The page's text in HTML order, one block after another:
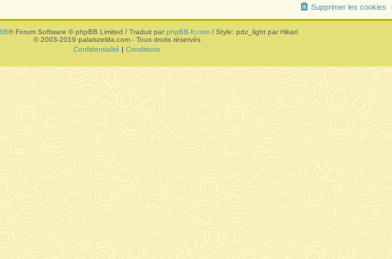
Supprimer les cookies
® Forum Software © phpBB Limited / Traduit par phpBB-fr.com/ Style: pdz_light par Hikari
© 2003-2019 palaiszelda.com - Tous droits réservés
Confidentialité | Conditions